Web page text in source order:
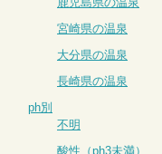
宮崎県の温泉
大分県の温泉
長崎県の温泉
ph別
不明
酸性（ph3未満）